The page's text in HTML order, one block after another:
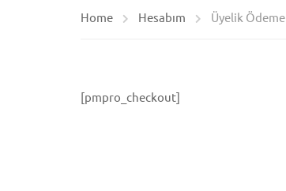
Home Hesabım Üyelik Ödeme
[pmpro_checkout]